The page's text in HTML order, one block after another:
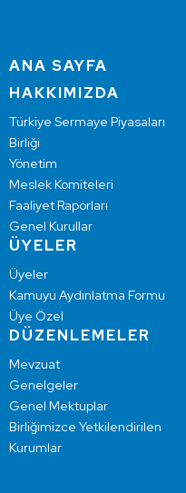
ANA SAYFA
HAKKIMIZDA
Türkiye Sermaye Piyasaları
Birliği
Yönetim
Meslek Komiteleri
Faaliyet Raporları
Genel Kurullar
ÜYELER
Üyeler
Kamuyu Aydınlatma Formu
Üye Özel
DÜZENLEMELER
Mevzuat
Genelgeler
Genel Mektuplar
Birliğimizce Yetkilendirilen
Kurumlar